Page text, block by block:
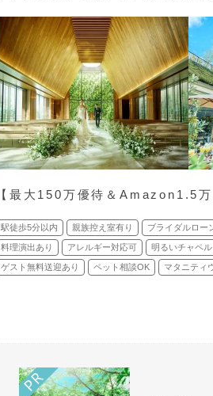
【最⼤150万優待＆Amazon1.5万
駅徒歩5分以内 親族控え室有り ブライダルロー
料理演出あり アレルギー対応可 明るいチャペル
ゲスト無料送迎あり ペット相談OK マタニティ